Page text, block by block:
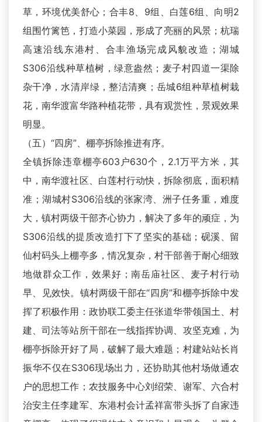
草，环境优美舒心；合丰8、9组、白莲6组、向明2
组围竹篱笆，打造小菜园，形成了亮丽的风景；杭瑞
高速沿线东港村、合丰渔场完成风貌改造；湖城
S306沿线种草植树，绿意盎然；麦子村四道一渠除
杂干净，水清岸绿，整洁清爽；岳城6组种草植树栽
花，南华渡富华路种植花带，具有观赏性，景观效果
明显。
（五）“四房”、棚亭拆除推进有序。
全镇拆除违章棚亭603户630个，2.1万平方米，其
中，南华渡社区、白莲村行动快，拆除彻底，面积精
准；湖城村S306沿线的张家湾、洲子任务重，难度
大，镇村两级干部齐心协力，解决了多年的顽症，为
S306沿线的提质改造打下了坚实的基础；砚溪、留
仙村码头上棚亭多，情况复杂，村干部善于耐心细致
地做群众工作，效果好；南岳庙社区、麦子村行动
早、见效快。镇村两级干部在“四房”和棚亭拆除中发
挥了积极作用：政协联工委主任张道华带领国土、村
建、司法等站所干部在一线指挥协调、攻坚克难，为
棚亭拆除开好了局，破解了最大难题；村建站站长肖
振华不仅在S306现场出力，还协助其他村场做通农
户的思想工作；农技服务中心刘绍荣、谢军、六合村
治安主任李建军、东港村会计孟祥富带头拆了自家违